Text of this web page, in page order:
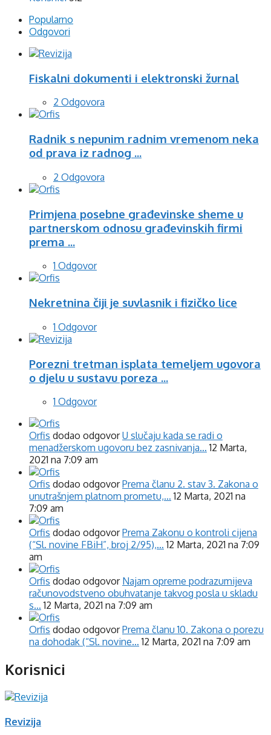
Popularno
Odgovori
Fiskalni dokumenti i elektronski žurnal
2 Odgovora
Radnik s nepunim radnim vremenom neka
od prava iz radnog ...
2 Odgovora
Primjena posebne građevinske sheme u
partnerskom odnosu građevinskih firmi
prema ...
1 Odgovor
Nekretnina čiji je suvlasnik i fizičko lice
1 Odgovor
Porezni tretman isplata temeljem ugovora
o djelu u sustavu poreza ...
1 Odgovor
Orfis dodao odgovorU slučaju kada se radi o
menadžerskom ugovoru bez zasnivanja… 12 Marta,
2021 na 7:09 am
Orfis dodao odgovorPrema članu 2. stav 3. Zakona o
unutrašnjem platnom prometu,… 12 Marta, 2021 na
7:09 am
Orfis dodao odgovorPrema Zakonu o kontroli cijena
(“Sl. novine FBiH”, broj 2/95),… 12 Marta, 2021 na 7:09
am
Orfis dodao odgovor Najam opreme podrazumijeva
računovodstveno obuhvatanje takvog posla u skladu
s… 12 Marta, 2021 na 7:09 am
Orfis dodao odgovorPrema članu 10. Zakona o porezu
na dohodak (“Sl. novine… 12 Marta, 2021 na 7:09 am
Korisnici
Revizija